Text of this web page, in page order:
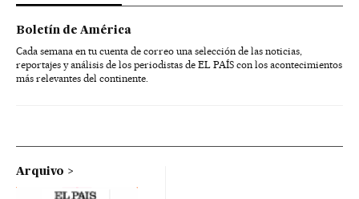
Boletín de América
Cada semana en tu cuenta de correo una selección de las noticias,
reportajes y análisis de los periodistas de EL PAÍS con los acontecimientos
más relevantes del continente.
Arquivo